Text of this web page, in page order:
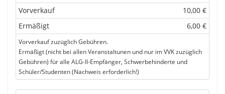
Vorverkauf
10,00 €
Ermäßigt
6,00 €
Vorverkauf zuzüglich Gebühren.
Ermäßigt (nicht bei allen Veranstaltunen und nur im VVK zuzüglich
Gebühren) für alle ALG-II-Empfänger, Schwerbehinderte und
Schüler/Studenten (Nachweis erforderlich!)